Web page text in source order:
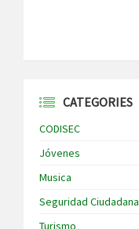
CATEGORIES
CODISEC
Jóvenes
Musica
Seguridad Ciudadana
Turismo